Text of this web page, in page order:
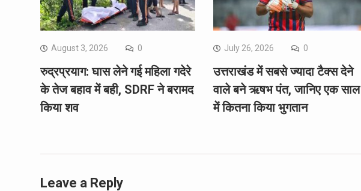
August 3, 2026 0
रुद्रप्रयाग: घास लेने गई महिला गदेरे
के तेज बहाव में बही, SDRF ने बरामद
किया शव
July 26, 2026 0
उत्तराखंड में सबसे ज्यादा टैक्स देने
वाले बने ऋषभ पंत, जानिए एक साल
में कितना किया भुगतान
Leave a Reply